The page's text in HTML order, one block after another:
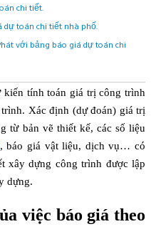
chi tiết.
dự toán chi tiết nhà phố.
với bảng báo giá dự toán chi
tính toán giá trị công trình
Xác định (dự đoán) giá trị
từ bản vẽ thiết kế, các số liệu
, báo giá vật liệu, dịch vụ… có
xây dựng công trình được lập
dựng.
việc báo giá theo